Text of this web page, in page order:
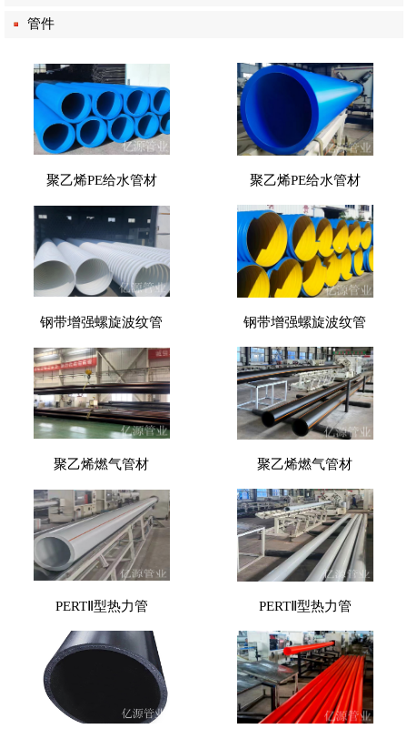
管件
聚乙烯PE给水管材 聚乙烯PE给水管材
钢带增强螺旋波纹管 钢带增强螺旋波纹管
聚乙烯燃气管材 聚乙烯燃气管材
PERTⅡ型热力管 PERTⅡ型热力管